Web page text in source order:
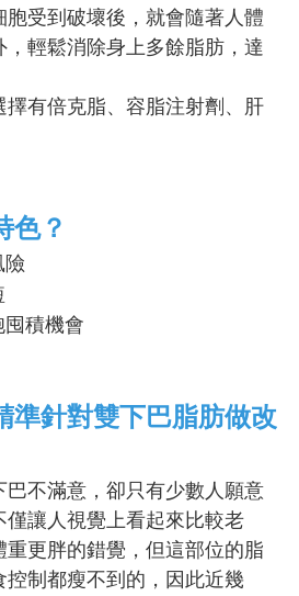
胞受到破壞後，就會隨著人體
輕鬆消除身上多餘脂肪，達
擇有倍克脂、容脂注射劑、肝
色？
險
積機會
準針對雙下巴脂肪做改
不滿意，卻只有少數人願意
讓人視覺上看起來比較老
更胖的錯覺，但這部位的脂
控制都瘦不到的，因此近幾